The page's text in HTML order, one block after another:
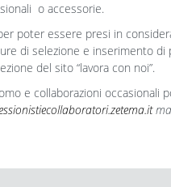
o accessorie.
poter essere presi in
di selezione e inserimento
del sito “lavora con noi”.
e collaborazioni occasionali